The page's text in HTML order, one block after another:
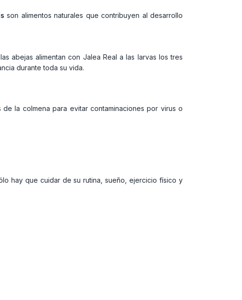
son alimentos naturales que contribuyen al desarrollo
abejas alimentan con Jalea Real a las larvas los tres
durante toda su vida.
la colmena para evitar contaminaciones por virus o
hay que cuidar de su rutina, sueño, ejercicio físico y